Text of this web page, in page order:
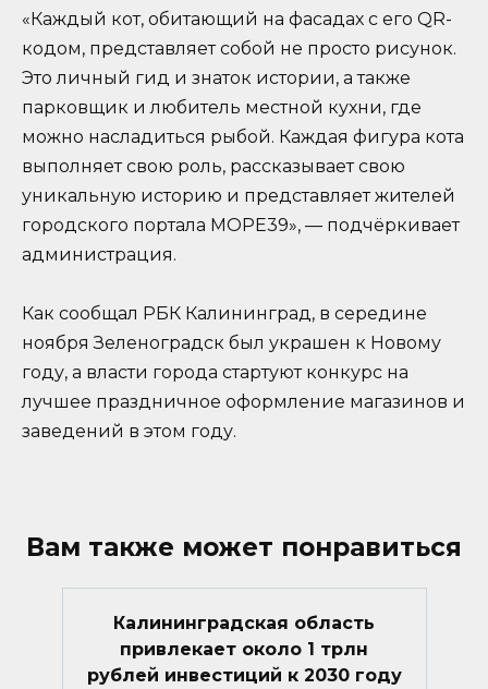
«Каждый кот, обитающий на фасадах с его QR-
кодом, представляет собой не просто рисунок.
Это личный гид и знаток истории, а также
парковщик и любитель местной кухни, где
можно насладиться рыбой. Каждая фигура кота
выполняет свою роль, рассказывает свою
уникальную историю и представляет жителей
городского портала МОРЕ39», — подчёркивает
администрация.
Как сообщал РБК Калининград, в середине
ноября Зеленоградск был украшен к Новому
году, а власти города стартуют конкурс на
лучшее праздничное оформление магазинов и
заведений в этом году.
Вам также может понравиться
Калининградская область
привлекает около 1 трлн
рублей инвестиций к 2030 году